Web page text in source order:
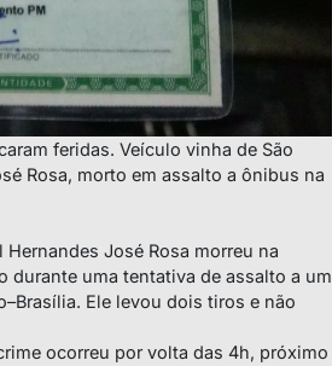
feridas. Veículo vinha de São
Rosa, morto em assalto a ônibus na
José Rosa morreu na
durante uma tentativa de assalto a um
Ele levou dois tiros e não
ocorreu por volta das 4h, próximo